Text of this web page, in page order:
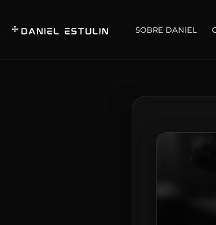
SOBRE DANIEL